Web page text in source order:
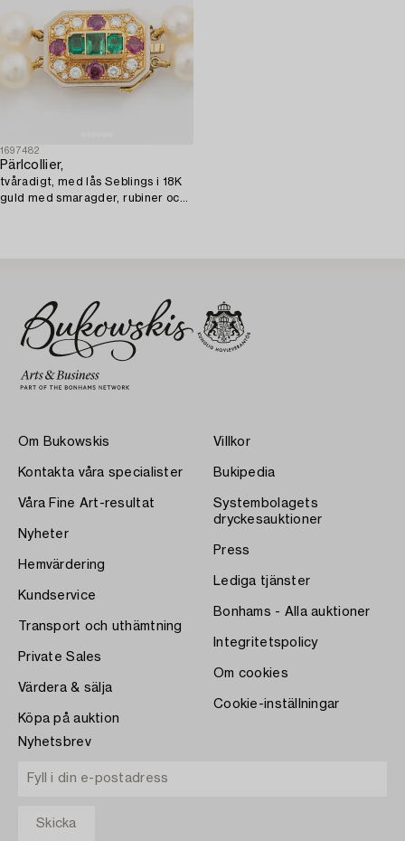
1697482
Pärlcollier,
tvåradigt, med lås Seblings i 18K
guld med smaragder, rubiner och
Om Bukowskis
Kontakta våra specialister
Våra Fine Art-resultat
Nyheter
Hemvärdering
Kundservice
Transport och uthämtning
Private Sales
Värdera & sälja
Köpa på auktion
Villkor
Bukipedia
Systembolagets
dryckesauktioner
Press
Lediga tjänster
Bonhams - Alla auktioner
Integritetspolicy
Om cookies
Cookie-inställningar
Nyhetsbrev